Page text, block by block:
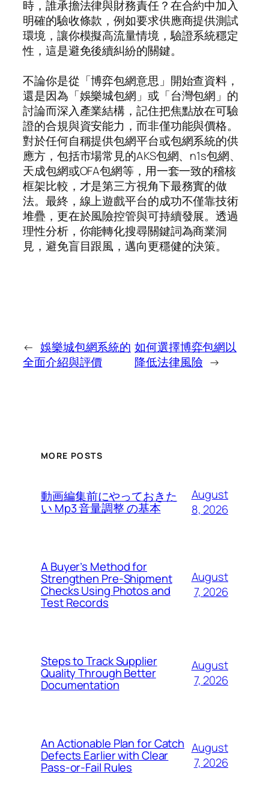
時，誰承擔法律與財務責任？在合約中加入
明確的驗收條款，例如要求供應商提供測試
環境，讓你模擬高流量情境，驗證系統穩定
性，這是避免後續糾紛的關鍵。
不論你是從「博弈包網意思」開始查資料，
還是因為「娛樂城包網」或「台灣包網」的
討論而深入產業結構，記住把焦點放在可驗
證的合規與資安能力，而非僅功能與價格。
對於任何自稱提供包網平台或包網系統的供
應方，包括市場常見的AKS包網、n1s包網、
天成包網或OFA包網等，用一套一致的稽核
框架比較，才是第三方視角下最務實的做
法。最終，線上遊戲平台的成功不僅靠技術
堆疊，更在於風險控管與可持續發展。透過
理性分析，你能轉化搜尋關鍵詞為商業洞
見，避免盲目跟風，邁向更穩健的決策。
← 娛樂城包網系統的
全面介紹與評價
如何選擇博弈包網以
降低法律風險 →
MORE POSTS
動画編集前にやっておきた
い Mp3 音量調整 の基本
August
8, 2026
A Buyer’s Method for
Strengthen Pre-Shipment
Checks Using Photos and
Test Records
August
7, 2026
Steps to Track Supplier
Quality Through Better
Documentation
August
7, 2026
An Actionable Plan for Catch
Defects Earlier with Clear
Pass-or-Fail Rules
August
7, 2026